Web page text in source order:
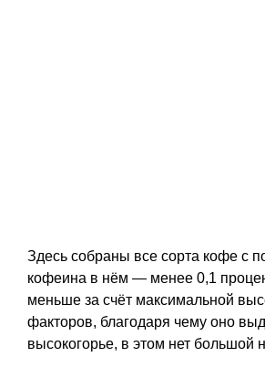
Здесь собраны все сорта кофе с
кофеина в нём — менее 0,1
меньше за счёт максимальной
факторов, благодаря чему оно
высокогорье, в этом нет большой